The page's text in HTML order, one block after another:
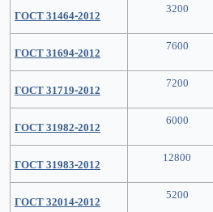
ГОСТ 31464-2012 3200
ГОСТ 31694-2012 7600
ГОСТ 31719-2012 7200
ГОСТ 31982-2012 6000
ГОСТ 31983-2012 12800
ГОСТ 32014-2012 5200